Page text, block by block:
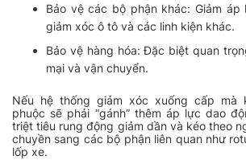
Bảo vệ các bộ phận khác: Giảm áp
giảm xóc ô tô và các linh kiện khác.
Bảo vệ hàng hóa: Đặc biệt quan
mại và vận chuyển.
Nếu hệ thống giảm xóc xuống cấp mà
phuộc sẽ phải “gánh” thêm áp lực dao
triệt tiêu rung động giảm dần và kéo theo
chuyền sang các bộ phận liên quan như
lốp xe.